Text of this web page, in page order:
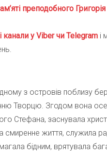
преподобного
канали у Viber чи Telegram і
з островів поблизу
Творцю. Згодом вона
Стефана, заснувала
смиренне життя, служила
бідним, врятувала